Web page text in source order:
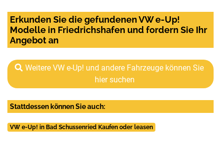
Erkunden Sie die gefundenen VW e-Up!
Modelle in Friedrichshafen und fordern Sie Ihr
Angebot an
Weitere VW e-Up! und andere Fahrzeuge können Sie
hier suchen
Stattdessen können Sie auch:
VW e-Up! in Bad Schussenried Kaufen oder leasen